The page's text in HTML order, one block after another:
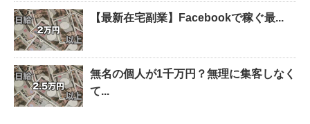
【最新在宅副業】Facebookで稼ぐ最...
無名の個人が1千万円？無理に集客しなく
て...